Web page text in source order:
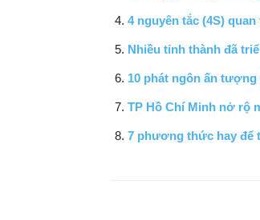
4 nguyên tắc (4S)
Nhiều tỉnh thành đã
10 phát ngôn ấn
TP Hồ Chí Minh nở rộ
7 phương thức hay để